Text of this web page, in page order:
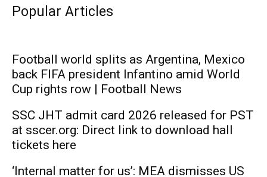
Popular Articles
Football world splits as Argentina, Mexico
back FIFA president Infantino amid World
Cup rights row | Football News
SSC JHT admit card 2026 released for PST
at sscer.org: Direct link to download hall
tickets here
‘Internal matter for us’: MEA dismisses US